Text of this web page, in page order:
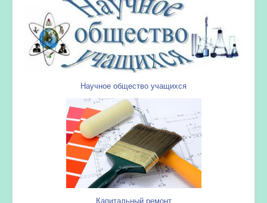
Научное общество учащихся
Капитальный ремонт